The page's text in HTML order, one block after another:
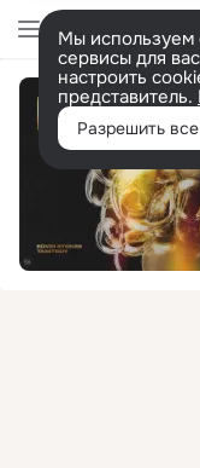
Мы используем
сервисы для
настроить
представитель.
Разрешить все